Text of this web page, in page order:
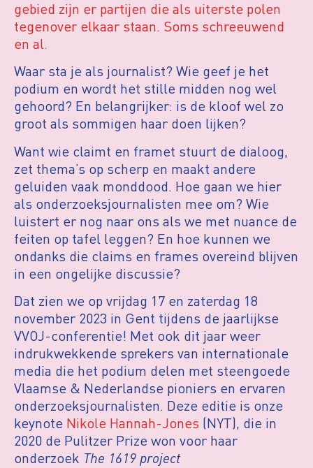
gebied zijn er partijen die als uiterste polen
tegenover elkaar staan. Soms schreeuwend
en al.
Waar sta je als journalist? Wie geef je het
podium en wordt het stille midden nog wel
gehoord? En belangrijker: is de kloof wel zo
groot als sommigen haar doen lijken?
Want wie claimt en framet stuurt de dialoog,
zet thema’s op scherp en maakt andere
geluiden vaak monddood. Hoe gaan we hier
als onderzoeksjournalisten mee om? Wie
luistert er nog naar ons als we met nuance de
feiten op tafel leggen? En hoe kunnen we
ondanks die claims en frames overeind blijven
in een ongelijke discussie?
Dat zien we op vrijdag 17 en zaterdag 18
november 2023 in Gent tijdens de jaarlijkse
VVOJ-conferentie! Met ook dit jaar weer
indrukwekkende sprekers van internationale
media die het podium delen met steengoede
Vlaamse & Nederlandse pioniers en ervaren
onderzoeksjournalisten. Deze editie is onze
keynote Nikole Hannah-Jones (NYT), die in
2020 de Pulitzer Prize won voor haar
onderzoek The 1619 project